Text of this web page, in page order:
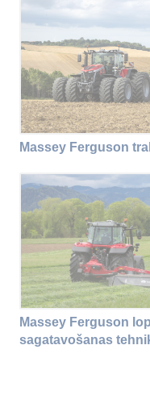
Massey Ferguson
Massey Ferguson
sagatavošanas